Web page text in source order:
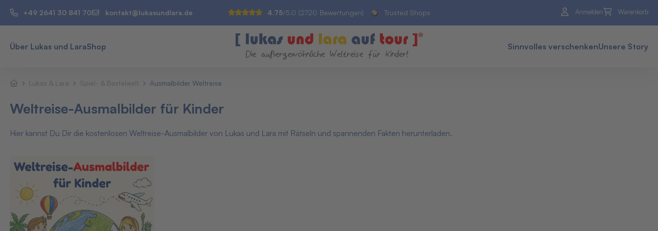
+49 2641 30 841 70 kontakt@lukasundlara.de 4.75/5.0 (2720 Bewertungen) Trusted Shops Anmelden Warenkorb
Über Lukas und LaraShop Sinnvolles verschenkenUnsere Story
Lukas & Lara Spiel- & Bastelwelt Ausmalbilder Weltreise
Weltreise-Ausmalbilder für Kinder
Hier kannst Du Dir die kostenlosen Weltreise-Ausmalbilder von Lukas und Lara mit Rätseln und spannenden Fakten herunterladen.